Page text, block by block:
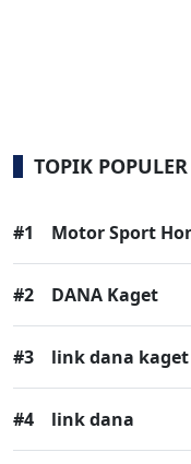
TOPIK POPULER
#1 Motor Sport
#2 DANA Kaget
#3 link dana kaget
#4 link dana